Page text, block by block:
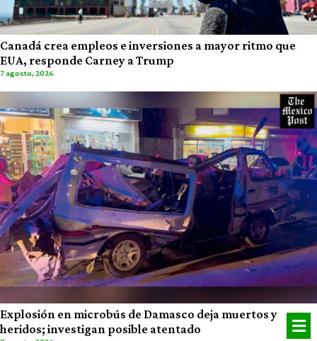
Canadá crea empleos e inversiones a mayor ritmo que
EUA, responde Carney a Trump
7 agosto, 2026
Explosión en microbús de Damasco deja muertos y
heridos; investigan posible atentado